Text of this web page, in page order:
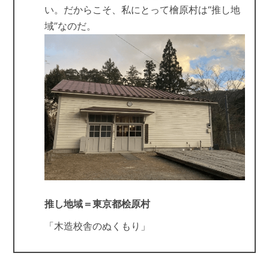
い。だからこそ、私にとって檜原村は“推し地
域”なのだ。
推し地域＝東京都桧原村
「木造校舎のぬくもり」